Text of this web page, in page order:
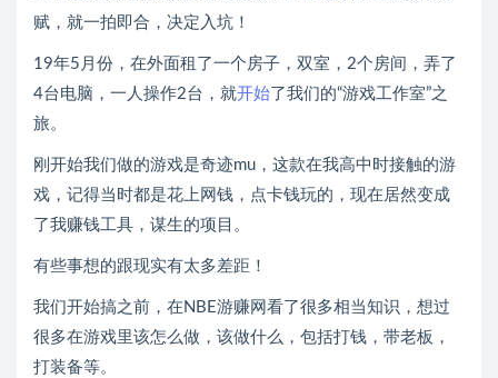
赋，就一拍即合，决定入坑！
19年5月份，在外面租了一个房子，双室，2个房间，弄了
4台电脑，一人操作2台，就开始 了我们的“游戏工作室”之
旅。
刚开始我们做的游戏是奇迹mu，这款在我高中时接触的游
戏，记得当时都是花上网钱，点卡钱玩的，现在居然变成
了我赚钱工具，谋生的项目。
有些事想的跟现实有太多差距！
我们开始搞之前，在NBE游赚网看了很多相当知识，想过
很多在游戏里该怎么做，该做什么，包括打钱，带老板，
打装备等。